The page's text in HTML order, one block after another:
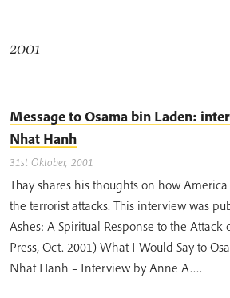
2001
Message to Osama bin Laden:
Nhat Hanh
31st Oktober, 2001
Thay shares his thoughts on how
the terrorist attacks. This interview was
Ashes: A Spiritual Response to the Attack
Press, Oct. 2001) What I Would Say to
Nhat Hanh – Interview by Anne A….